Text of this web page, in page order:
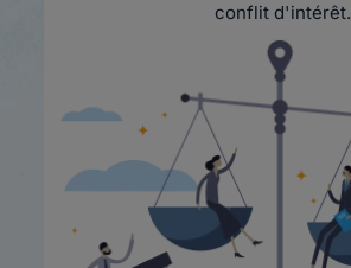
conflit d'intérêt.